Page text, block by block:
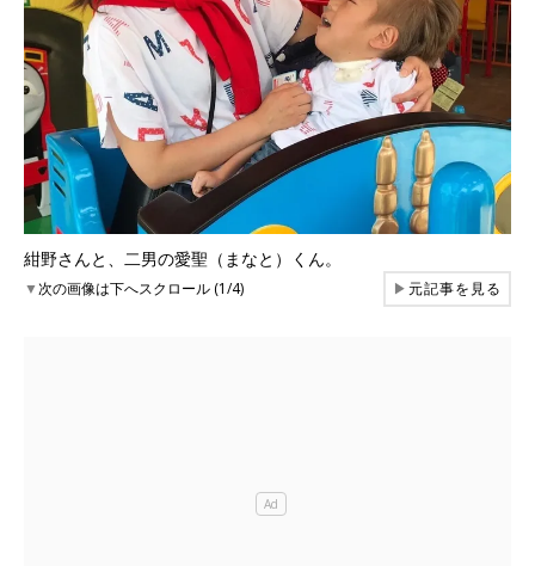
紺野さんと、二男の愛聖（まなと）くん。
▼次の画像は下へスクロール (1/4) ▶元記事を見る